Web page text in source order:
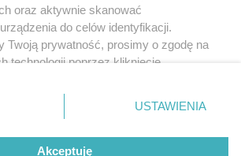
O nas
oraz aktywnie skanować
do celów identyfikacji.
Twoją prywatność, prosimy o zgodę na
technologii poprzez kliknięcie
klikając przycisk ustawień prywatności
lewym dolnym rogu strony
danych nie wymagają zgody
masz prawo sprzeciwić się takiemu
USTAWIENIA
Akceptuję